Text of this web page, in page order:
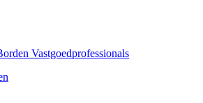
Vastgoedprofessionals